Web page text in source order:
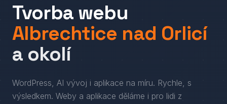
Tvorba webu
Albrechtice nad Orlicí
a okolí
WordPress, AI vývoj i aplikace na míru. Rychle, s
výsledkem. Weby a aplikace děláme i pro lidi z